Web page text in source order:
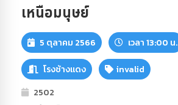
เหนือมนุษย์
5 ตุลาคม 2566 เวลา 13:00 น.
โรงช้างแดง
invalid
2502